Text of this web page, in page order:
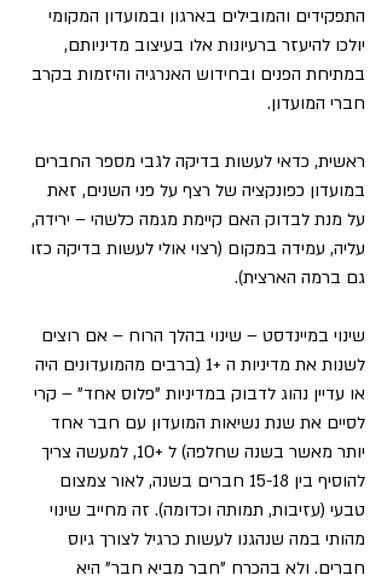
התפקידים והמובילים בארגון ובמועדון המקומי
יולכו להיעזר ברעיונות אלו בעיצוב מדיניותם,
במתיחת הפנים ובחידוש האנרגיה והיזמות בקרב
חברי המועדון.
ראשית, כדאי לעשות בדיקה לגבי מספר החברים
במועדון כפונקציה של רצף על פני השנים, זאת
על מנת לבדוק האם קיימת מגמה כלשהי – ירידה,
עליה, עמידה במקום (רצוי אולי לעשות בדיקה כזו
גם ברמה הארצית).
שינוי במיינדסט – שינוי בהלך הרוח – אם רוצים
לשנות את מדיניות ה +1 (ברבים מהמועדונים היה
או עדיין נהוג לדבוק במדיניות "פלוס אחד" – קרי
לסיים את שנת נשיאות המועדון עם חבר אחד
יותר מאשר בשנה שחלפה) ל +10, למעשה צריך
להוסיף בין 15-18 חברים בשנה, לאור צמצום
טבעי (עזיבות, תמותה וכדומה). זה מחייב שינוי
מהותי במה שנהגנו לעשות כרגיל לצורך גיוס
חברים. ולא בהכרח "חבר מביא חבר" היא